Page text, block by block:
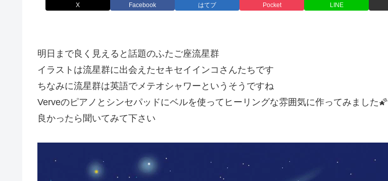
X Facebook はてブ Pocket LINE
明日まで良く見えると話題のふたご座流星群
イラストは流星群に出会えたセキセイインコさんたちです
ちなみに流星群は英語でメテオシャワーというそうですね
Verveのピアノとシンセパッドにベルを使ってヒーリングな雰囲気に作ってみました🌠
良かったら聞いてみて下さい